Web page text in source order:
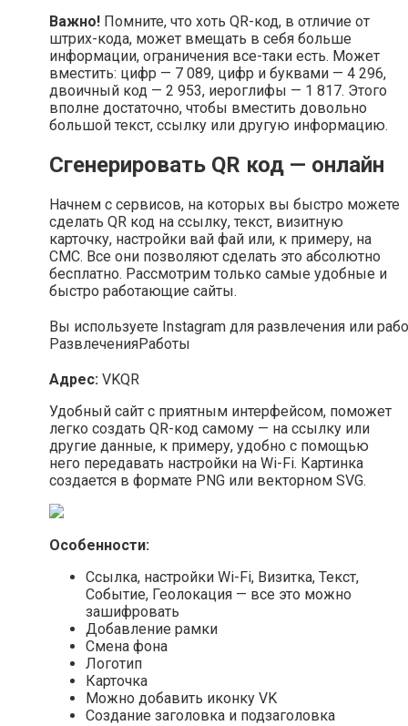
Важно! Помните, что хоть QR-код, в отличие от
штрих-кода, может вмещать в себя больше
информации, ограничения все-таки есть. Может
вместить: цифр — 7 089, цифр и буквами — 4 296,
двоичный код — 2 953, иероглифы — 1 817. Этого
вполне достаточно, чтобы вместить довольно
большой текст, ссылку или другую информацию.
Сгенерировать QR код — онлайн
Начнем с сервисов, на которых вы быстро можете
сделать QR код на ссылку, текст, визитную
карточку, настройки вай фай или, к примеру, на
СМС. Все они позволяют сделать это абсолютно
бесплатно. Рассмотрим только самые удобные и
быстро работающие сайты.
Вы используете Instagram для развлечения или
РазвлеченияРаботы
Адрес: VKQR
Удобный сайт с приятным интерфейсом, поможет
легко создать QR-код самому — на ссылку или
другие данные, к примеру, удобно с помощью
него передавать настройки на Wi-Fi. Картинка
создается в формате PNG или векторном SVG.
Особенности:
Ссылка, настройки Wi-Fi, Визитка, Текст,
Событие, Геолокация — все это можно
зашифровать
Добавление рамки
Смена фона
Логотип
Карточка
Можно добавить иконку VK
Создание заголовка и подзаголовка